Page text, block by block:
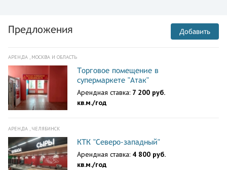
Предложения Добавить
АРЕНДА , МОСКВА И ОБЛАСТЬ
Торговое помещение в
супермаркете "Атак"
Арендная ставка: 7 200 руб.
кв.м./год
АРЕНДА , ЧЕЛЯБИНСК
КТК "Северо-западный"
Арендная ставка: 4 800 руб.
кв.м./год